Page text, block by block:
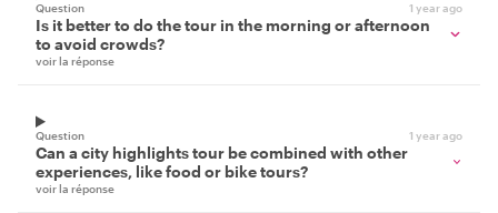
Question 1 year ago
Is it better to do the tour in the morning or afternoon
to avoid crowds?
voir la réponse
Question 1 year ago
Can a city highlights tour be combined with other
experiences, like food or bike tours?
voir la réponse